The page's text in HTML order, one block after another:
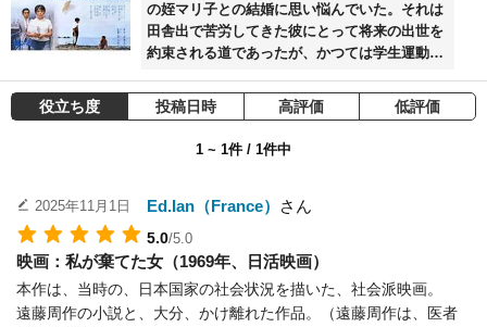
の姪マリ子との結婚に思い悩んでいた。それは
田舎出で苦労してきた彼にとって将来の出世を
約束される道であったが、かつては学生運動に
快楽と利益を追うホワイトカラー族の一人にな
っている…。ある夜、努は下宿仲間と飲み、ク
ラブの女を抱いた。その女から彼はミツの噂を
聞いて愕然とした。ミツは努が学生時代に遊び
もなく、肉体だけのつながり、将来への希望は
だ上、海岸におきざりにして逃げ、下宿も変え
てしまった。ミツがその後、努の子供を中絶し
たことなど知る由もなかった。
役立ち度 投稿日時 高評価 低評価
1 ~ 1件 / 1件中
2025年11月1日 Ed.Ian（France） さん
5.0/5.0
映画：私が棄てた女（1969年、日活映画）
本作は、当時の、日本国家の社会状況を描いた、社会派映画。
遠藤周作の小説と、大分、かけ離れた作品。（遠藤周作は、医者